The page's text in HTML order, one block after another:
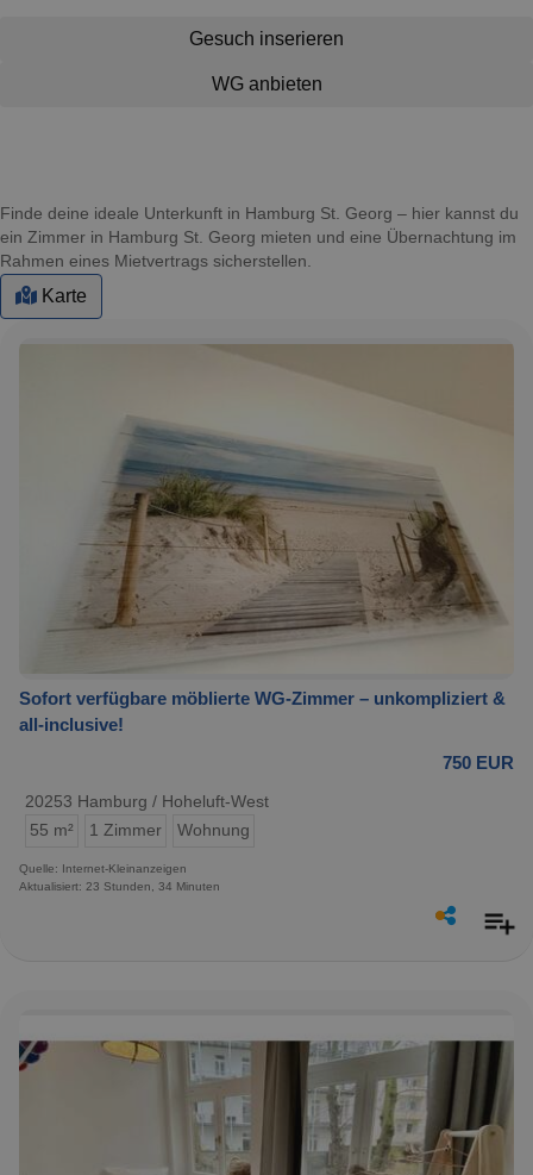
Gesuch inserieren
WG anbieten
Finde deine ideale Unterkunft in Hamburg St. Georg – hier kannst du
ein Zimmer in Hamburg St. Georg mieten und eine Übernachtung im
Rahmen eines Mietvertrags sicherstellen.
Karte
Sofort verfügbare möblierte WG-Zimmer – unkompliziert &
all-inclusive!
750 EUR
20253 Hamburg / Hoheluft-West
55 m²
1 Zimmer Wohnung
Quelle: Internet-Kleinanzeigen
Aktualisiert: 23 Stunden, 34 Minuten